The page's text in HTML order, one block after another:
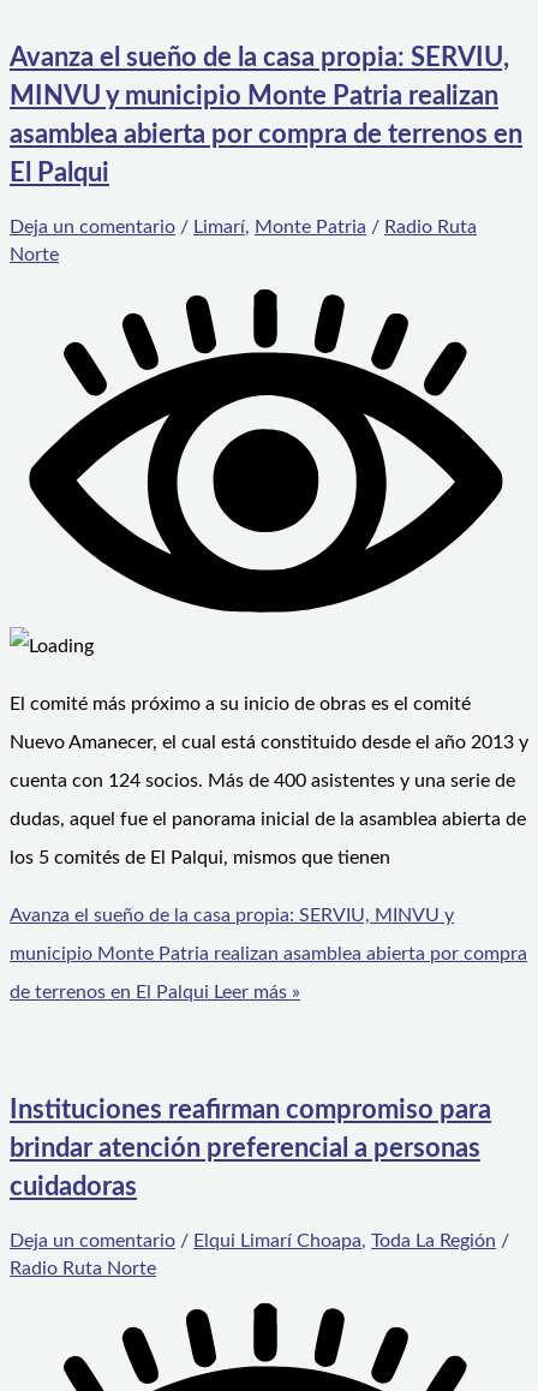
Avanza el sueño de la casa propia: SERVIU,
MINVU y municipio Monte Patria realizan
asamblea abierta por compra de terrenos en
El Palqui
Deja un comentario / Limarí, Monte Patria / Radio Ruta
Norte
El comité más próximo a su inicio de obras es el comité
Nuevo Amanecer, el cual está constituido desde el año 2013 y
cuenta con 124 socios. Más de 400 asistentes y una serie de
dudas, aquel fue el panorama inicial de la asamblea abierta de
los 5 comités de El Palqui, mismos que tienen
Avanza el sueño de la casa propia: SERVIU, MINVU y
municipio Monte Patria realizan asamblea abierta por compra
de terrenos en El Palqui Leer más »
Instituciones reafirman compromiso para
brindar atención preferencial a personas
cuidadoras
Deja un comentario / Elqui Limarí Choapa, Toda La Región /
Radio Ruta Norte